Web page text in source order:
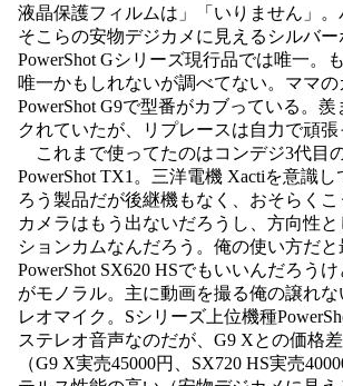
液晶保護フィルムは」「いりません」。
そこらの安物デジカメに見えるシルバー
PowerShot Gシリーズ現行品では唯一。
唯一かもしれないが調べてない。ママ
PowerShot G9で型番がカブっている。
クれていたが、リプレースは自力で頑張
これまで使ってたのはコンデジ3代目
PowerShot TX1。三洋電機 Xactiを意識
ろう製品だが後継機もなく、おそらく
カメラはもう出ないだろうし、方向性
ションカムなんだろう。俺の使い方だ
PowerShot SX620 HSでもいいんだろう
がモノラル。主に動画を撮る俺の譲れ
レオマイク。Sシリーズ上位機種
ステレオ音声なのだが、G9 Xとの価格
（G9 X実売45000円、SX720 HS実売